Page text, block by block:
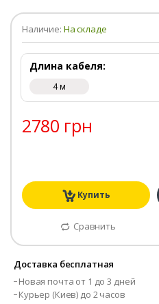
Наличие: На складе
Длина кабеля:
4 м
2780 грн
Купить
Сравнить
Доставка бесплатная
Новая почта от 1 до 3 дней
Курьер (Киев) до 2 часов